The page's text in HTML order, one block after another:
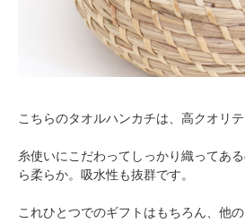
こちらのタオルハンカチは、高クオリ
糸使いにこだわってしっかり織ってあ
ら柔らか。吸水性も抜群です。
これひとつでのギフトはもちろん、他